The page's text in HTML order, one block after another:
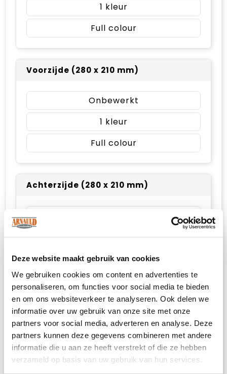
Deze website maakt gebruik van cookies
We gebruiken cookies om content en advertenties te
personaliseren, om functies voor social media te bieden
en om ons websiteverkeer te analyseren. Ook delen we
informatie over uw gebruik van onze site met onze
partners voor social media, adverteren en analyse. Deze
partners kunnen deze gegevens combineren met andere
informatie die u aan ze heeft verstrekt of die ze hebben
verzameld op basis van uw gebruik van hun services.
1
Full colour
Voorzijde (280 x 210 mm)
Onbewerkt
1
Full colour
Achterzijde (280 x 210 mm)
1
Full colour
Linker borst (140 x 100 mm)
Onbewerkt
Full colour